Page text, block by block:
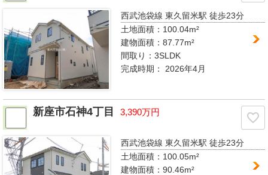
西武池袋線 東久留米駅徒歩23分
土地面積：100.04m²
建物面積：87.77m²
間取り：3SLDK
完成時期：2026年4月
新座市石神4丁目 3,390万円
西武池袋線 東久留米駅徒歩23分
土地面積：100.05m²
建物面積：90.46m²